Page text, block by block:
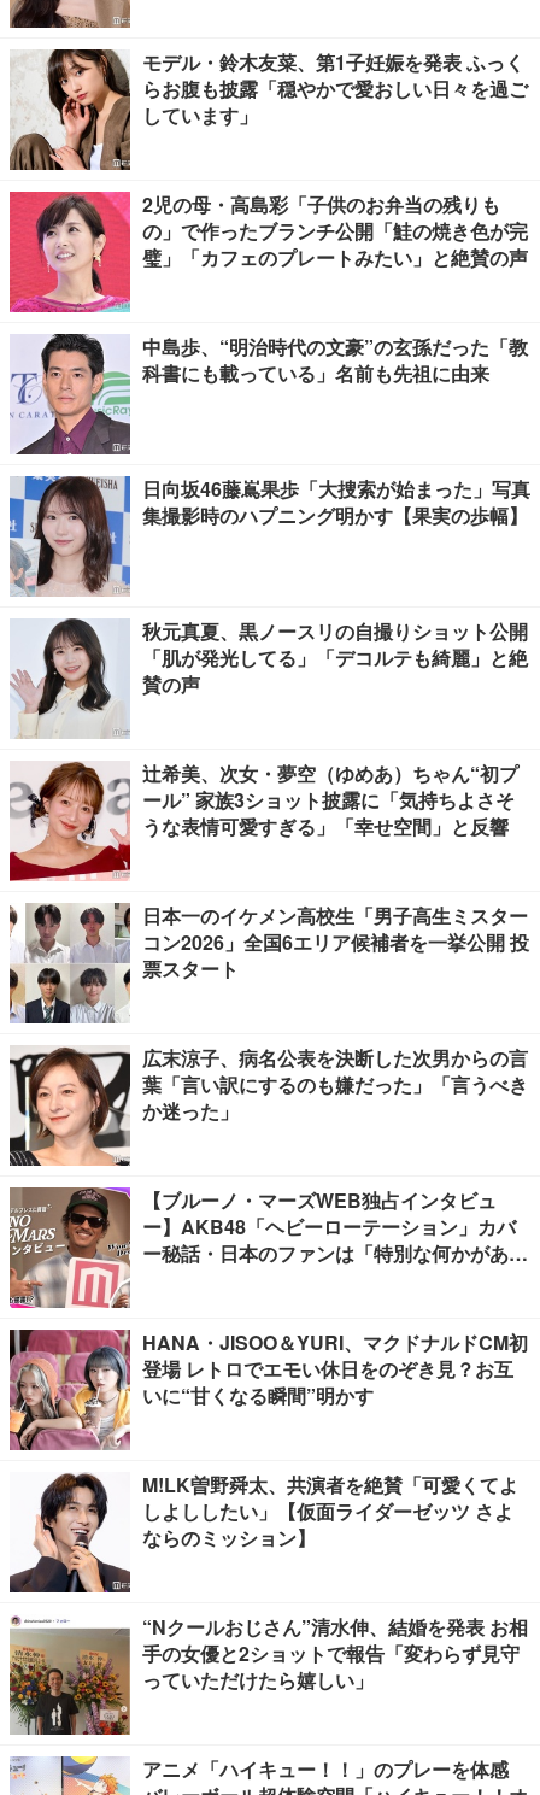
モデル・鈴木友菜、第1子妊娠を発表 ふっく
らお腹も披露「穏やかで愛おしい日々を過ご
しています」
2児の母・高島彩「子供のお弁当の残りも
の」で作ったブランチ公開「鮭の焼き色が完
璧」「カフェのプレートみたい」と絶賛の声
中島歩、“明治時代の文豪”の玄孫だった「教
科書にも載っている」名前も先祖に由来
日向坂46藤嶌果歩「大捜索が始まった」写真
集撮影時のハプニング明かす【果実の歩幅】
秋元真夏、黒ノースリの自撮りショット公開
「肌が発光してる」「デコルテも綺麗」と絶
賛の声
辻希美、次女・夢空（ゆめあ）ちゃん“初プ
ール” 家族3ショット披露に「気持ちよさそ
うな表情可愛すぎる」「幸せ空間」と反響
日本一のイケメン高校生「男子高生ミスター
コン2026」全国6エリア候補者を一挙公開 投
票スタート
広末涼子、病名公表を決断した次男からの言
葉「言い訳にするのも嫌だった」「言うべき
か迷った」
【ブルーノ・マーズWEB独占インタビュ
ー】AKB48「ヘビーローテーション」カバ
ー秘話・日本のファンは「特別な何かがあ
HANA・JISOO＆YURI、マクドナルドCM初
登場 レトロでエモい休日をのぞき見？お互
いに“甘くなる瞬間”明かす
M!LK曽野舜太、共演者を絶賛「可愛くてよ
しよししたい」【仮面ライダーゼッツ さよ
ならのミッション】
“Nクールおじさん”清水伸、結婚を発表 お相
手の女優と2ショットで報告「変わらず見守
っていただけたら嬉しい」
アニメ「ハイキュー！！」のプレーを体感